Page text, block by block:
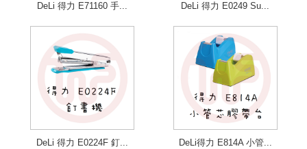
DeLi 得力 E71160 手... DeLi 得力 E0249 Su...
DeLi 得力 E0224F 釘... DeLi得力 E814A 小管...